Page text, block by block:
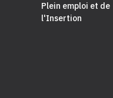
Plein emploi et de
l'Insertion